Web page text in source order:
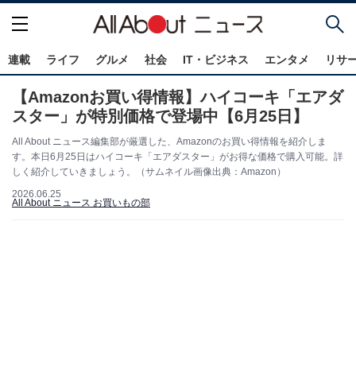
連載 ライフ グルメ 社会 IT・ビジネス エンタメ リサ
【Amazonお買い得情報】ハイコーキ「エアダ
スター」が特別価格で登場中【6月25日】
All About ニュース編集部が厳選した、Amazonのお買い得情報を紹介しま
す。本日6月25日はハイコーキ「エアダスター」がお得な価格で購入可能。詳
しく紹介していきましょう。（サムネイル画像出典：Amazon）
2026.06.25
All About ニュース お買いもの部